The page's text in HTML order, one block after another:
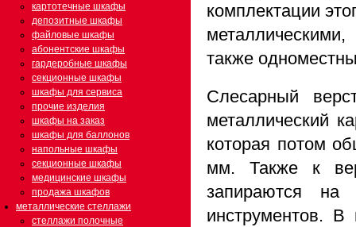
комплектации
также
Слесарный
металлический
которая потом
мм. Также к
запираются
инструментов.
картотечные шкафы
депозитные шкафы
файловые шкафы
абонентские шкафы
гардеробные шкафы
секционные шкафы
шкафы для сервиса
прочие изделия
шкафы на заказ
шкафы для баллонов
напольные шкафы
секционные шкафы
медицинские шкафы
продажа шкафов
металлические стеллажи
стеллажи полочные